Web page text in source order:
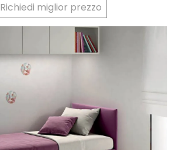
Richiedi miglior prezzo